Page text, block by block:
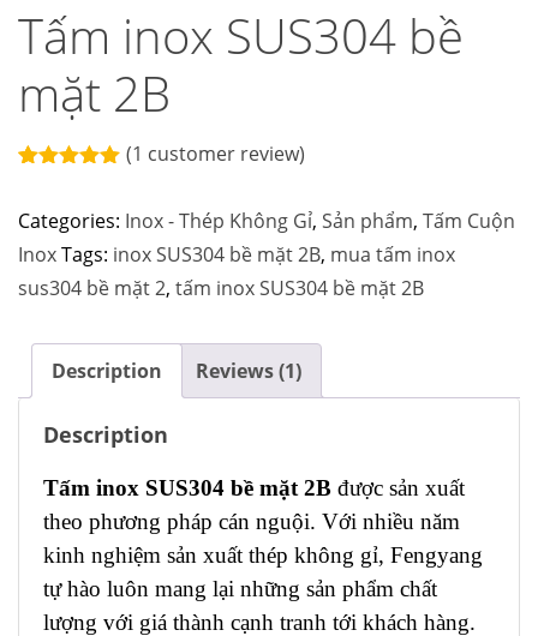
Tấm inox SUS304 bề
mặt 2B
based on
rating
(1 customer review)
Categories: Inox - Thép Không Gỉ, Sản phẩm, Tấm Cuộn
InoxTags: inox SUS304 bề mặt 2B, mua tấm inox
sus304 bề mặt 2, tấm inox SUS304 bề mặt 2B
Description Reviews (1)
Description
Tấm inox SUS304 bề mặt 2B được sản xuất
theo phương pháp cán nguội. Với nhiều năm
kinh nghiệm sản xuất thép không gỉ, Fengyang
tự hào luôn mang lại những sản phẩm chất
lượng với giá thành cạnh tranh tới khách hàng.